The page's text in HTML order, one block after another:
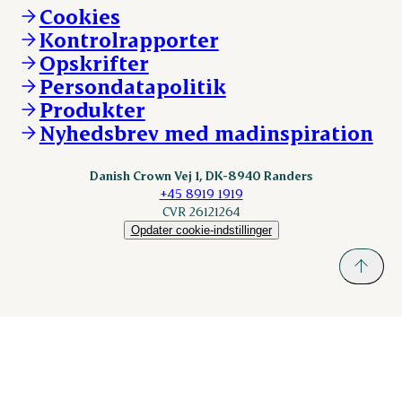
Vores resultater
Vores lokationer
Kontakt
Andelsejere - kreatur
Danishcrownprofessional.com
DAT-Schaub.com
ESS-FOOD.com
Fonden Dansk Gastronomi
KLS.se
nordicspoor.com
Scanhide.dk
Cookies
Kontrolrapporter
Opskrifter
Persondatapolitik
Produkter
Nyhedsbrev med madinspiration
Danish Crown Vej 1, DK-8940 Randers
+45 8919 1919
CVR 26121264
Opdater cookie-indstillinger